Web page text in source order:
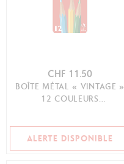
CHF 11.50
BOÎTE MÉTAL « VINTAGE »
12 COULEURS
ALERTE DISPONIBLE